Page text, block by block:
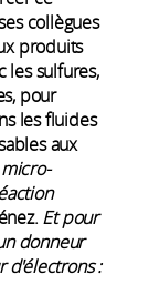
collègues
produits
les sulfures,
pour
les fluides
aux
Et pour
donneur
d'électrons :